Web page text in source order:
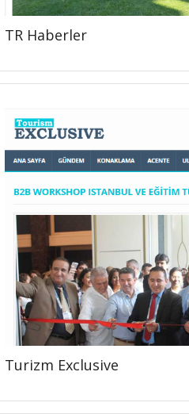
TR Haberler
Turizm Exclusive